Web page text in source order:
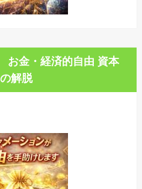
金・経済的自由 資本
解脱